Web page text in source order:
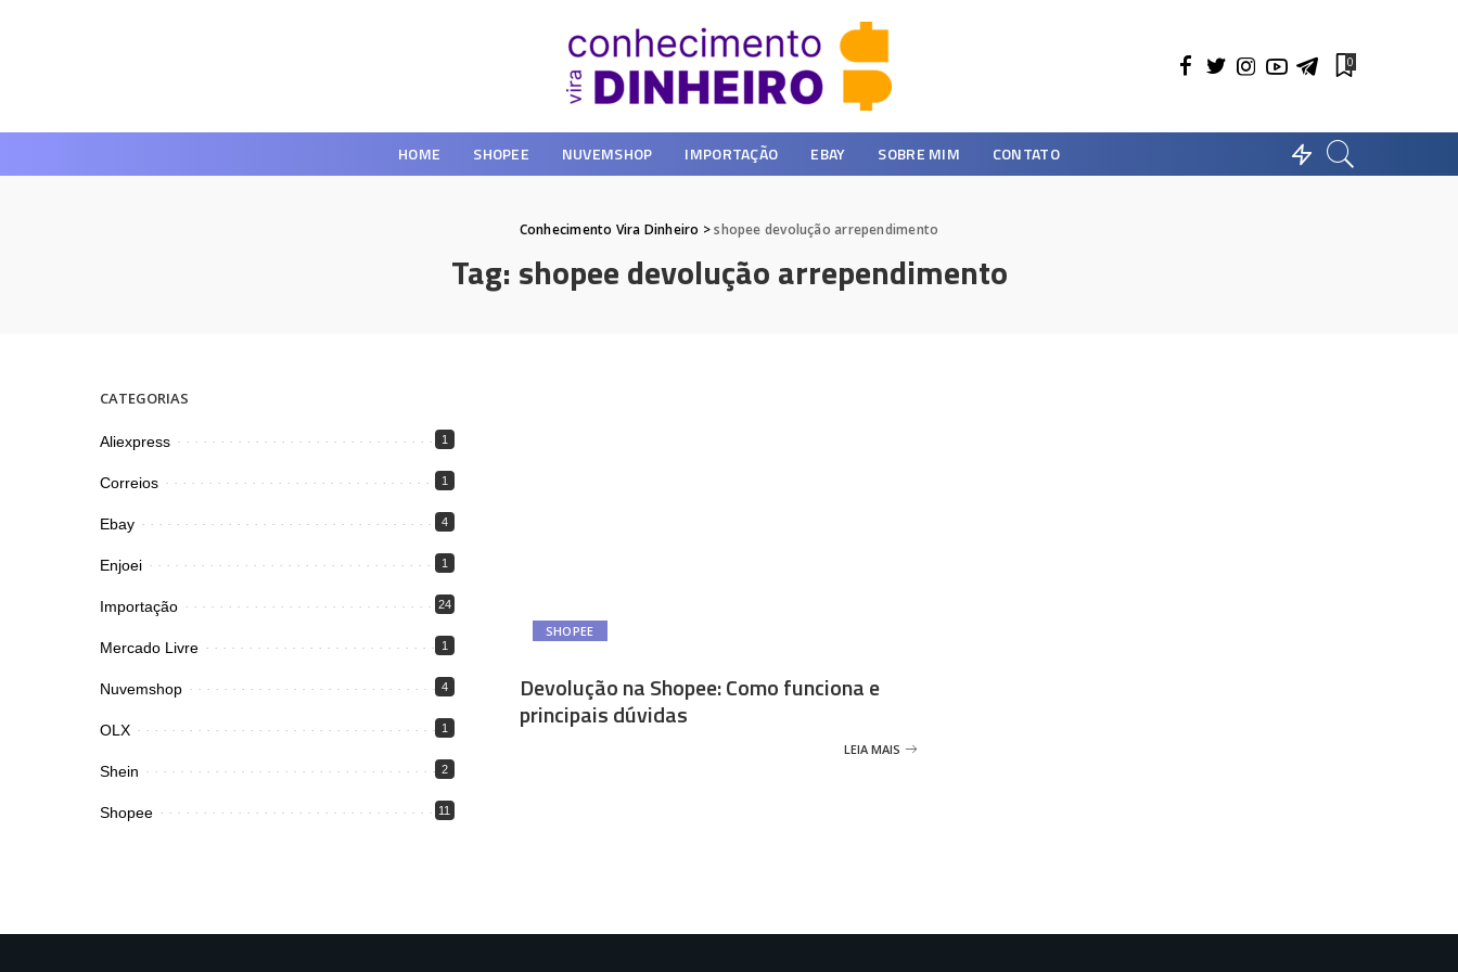
0
HOME SHOPEE NUVEMSHOP IMPORTAÇÃO EBAY SOBRE MIM CONTATO
Conhecimento Vira Dinheiro >shopee devolução arrependimento
Tag: shopee devolução arrependimento
SHOPEE
Devolução na Shopee: Como funciona e
principais dúvidas
LEIA MAIS
CATEGORIAS
Aliexpress 1
Correios 1
Ebay 4
Enjoei 1
Importação 24
Mercado Livre 1
Nuvemshop 4
OLX 1
Shein 2
Shopee 11